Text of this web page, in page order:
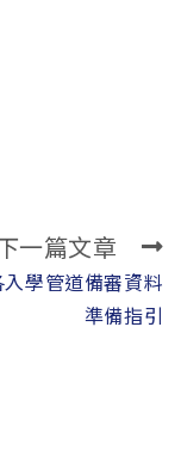
一篇文章
學管道備審資料
準備指引